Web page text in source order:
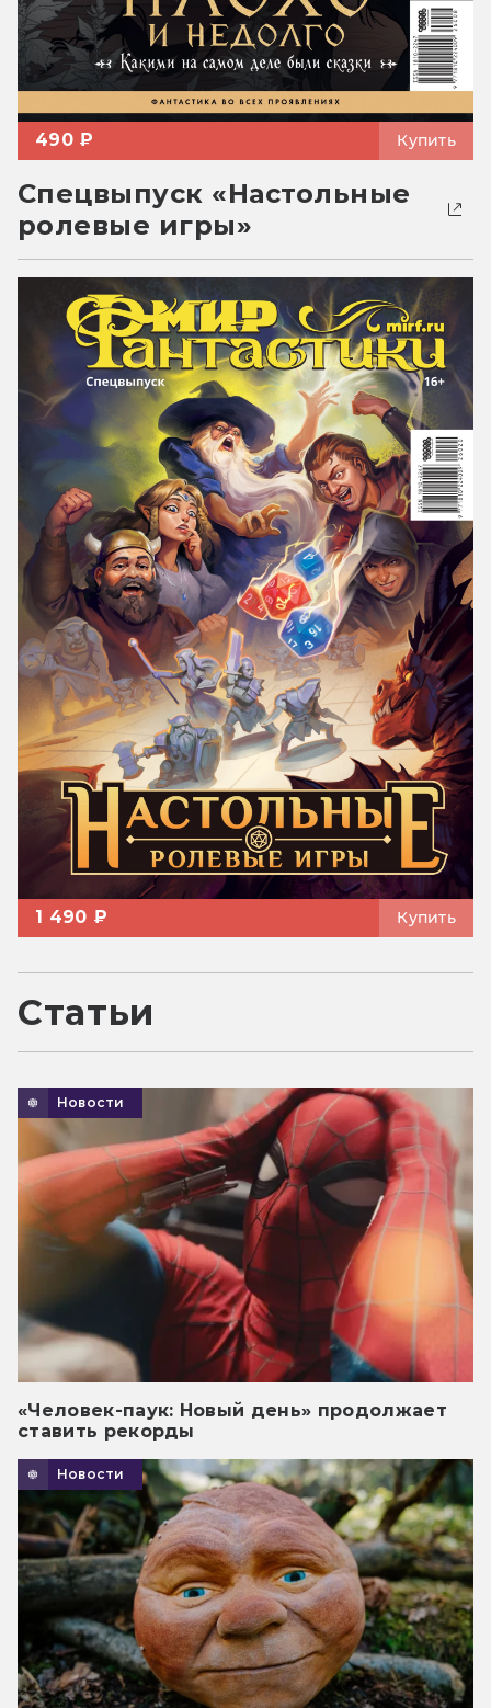
490 ₽ Купить
Спецвыпуск «Настольные
ролевые игры»
1 490 ₽ Купить
Статьи
Новости
«Человек-паук: Новый день» продолжает
ставить рекорды
Новости